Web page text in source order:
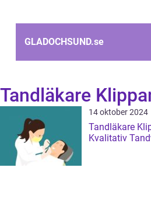
GLADOCHSUND.se
Tandläkare
14 oktober 2024
Tandläkare
Kvalitativ